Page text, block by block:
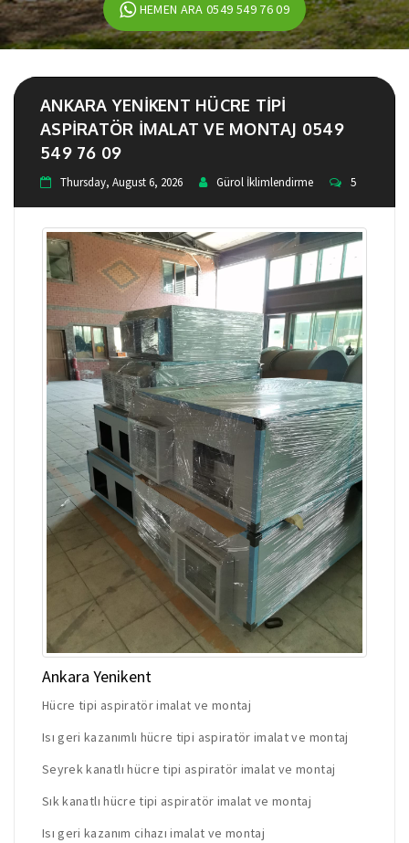
HEMEN ARA 0549 549 76 09
ANKARA YENIKENT HÜCRE TIPI
ASPIRATÖR IMALAT VE MONTAJ 0549
549 76 09
Thursday, August 6, 2026 Gürol İklimlendirme 5
Ankara Yenikent
Hücre tipi aspiratör imalat ve montaj
Isı geri kazanımlı hücre tipi aspiratör imalat ve montaj
Seyrek kanatlı hücre tipi aspiratör imalat ve montaj
Sık kanatlı hücre tipi aspiratör imalat ve montaj
Isı geri kazanım cihazı imalat ve montaj